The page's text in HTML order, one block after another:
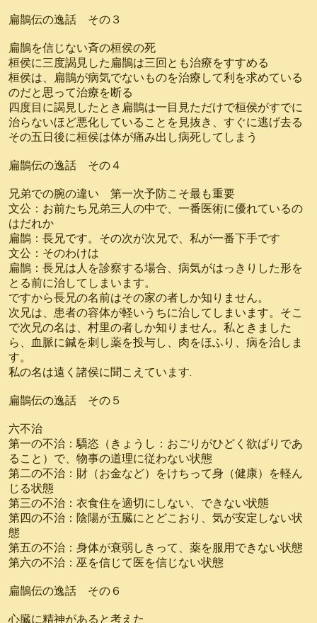
扁鵲伝の逸話 その３
扁鵲を信じない斉の桓侯の死
桓侯に三度謁見した扁鵲は三回とも治療をすすめる
桓侯は、扁鵲が病気でないものを治療して利を求めている
のだと思って治療を断る
四度目に謁見したとき扁鵲は一目見ただけで桓侯がすでに
治らないほど悪化していることを見抜き、すぐに逃げ去る
その五日後に桓侯は体が痛み出し病死してしまう
扁鵲伝の逸話 その４
兄弟での腕の違い 第一次予防こそ最も重要
文公：お前たち兄弟三人の中で、一番医術に優れているの
はだれか
扁鵲：長兄です。その次が次兄で、私が一番下手です
文公：そのわけは
扁鵲：長兄は人を診察する場合、病気がはっきりした形を
とる前に治してしまいます。
ですから長兄の名前はその家の者しか知りません。
次兄は、患者の容体が軽いうちに治してしまいます。そこ
で次兄の名は、村里の者しか知りません。私ときました
ら、血脈に鍼を刺し薬を投与し、肉をほふり、病を治しま
す。
私の名は遠く諸侯に聞こえています.
扁鵲伝の逸話 その５
六不治
第一の不治：驕恣（きょうし：おごりがひどく欲ばりであ
ること）で、物事の道理に従わない状態
第二の不治：財（お金など）をけちって身（健康）を軽ん
じる状態
第三の不治：衣食住を適切にしない、できない状態
第四の不治：陰陽が五臓にとどこおり、気が安定しない状
態
第五の不治：身体が衰弱しきって、薬を服用できない状態
第六の不治：巫を信じて医を信じない状態
扁鵲伝の逸話 その６
心臓に精神があると考えた